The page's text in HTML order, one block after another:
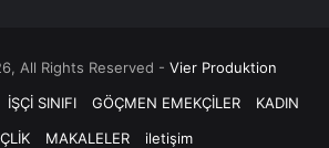
All Rights Reserved - Vier Produktion
İŞÇİ SINIFI GÖÇMEN EMEKÇİLER
KADIN
MAKALELER iletişim